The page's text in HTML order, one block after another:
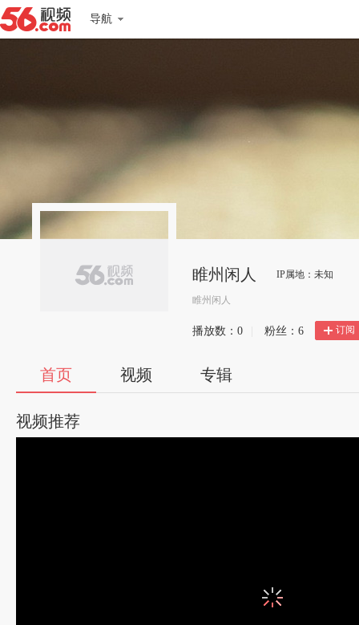
导航
睢州闲人 IP属地：未知
睢州闲人
播放数： 0 粉丝： 6 订阅
首页 视频 专辑
视频推荐